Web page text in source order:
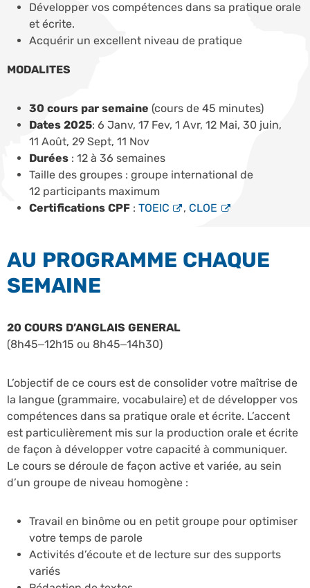
Développer vos compétences dans sa pratique orale
et écrite.
Acquérir un excellent niveau de pratique
MODALITES
30 cours par semaine (cours de 45 minutes)
Dates 2025: 6 Janv, 17 Fev, 1 Avr, 12 Mai, 30 juin,
11 Août, 29 Sept, 11 Nov
Durées : 12 à 36 semaines
Taille des groupes : groupe international de
12 participants maximum
Certifications CPF : TOEIC , CLOE
AU PROGRAMME CHAQUE
SEMAINE
20 COURS D’ANGLAIS GENERAL
(8h45–12h15 ou 8h45–14h30)
L’objectif de ce cours est de consolider votre maîtrise de
la langue (grammaire, vocabulaire) et de développer vos
compétences dans sa pratique orale et écrite. L’accent
est particulièrement mis sur la production orale et écrite
de façon à développer votre capacité à communiquer.
Le cours se déroule de façon active et variée, au sein
d’un groupe de niveau homogène :
Travail en binôme ou en petit groupe pour optimiser
votre temps de parole
Activités d’écoute et de lecture sur des supports
variés